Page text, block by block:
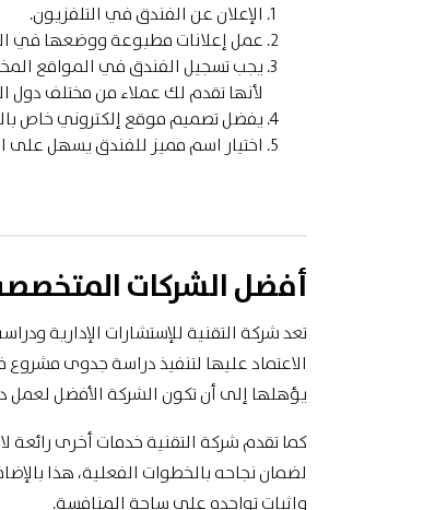
الإعلان عن الفندق في التلفزيون.
عمل إعلانات مطبوعة ووضعها في
يجب تسجيل الفندق في المواقع
لأنها تقدم لك عملاء من مختلف دول
يفضل تصميم موقع إلكتروني خاص
اختيار اسم مميز للفندق يسهل على
أفضل الشركات
تعد شركة التقنية للإستشارات الإدارية
يؤهلها إلى أن تكون الشركة الأفضل لعمل
كما تقدم شركة التقنية خدمات أخرى رائعة
لضمان نجاحه بالخطوات الفعلية، هذا
وإثبات تواجده على ساحة المنافسة.